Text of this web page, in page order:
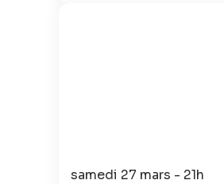
samedi 27 mars - 21h